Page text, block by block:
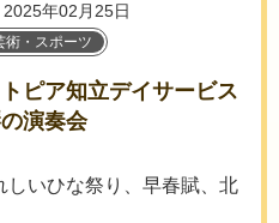
年02月25日
術・スポーツ
ピア知立デイサービス
演奏会
いひな祭り、早春賦、北